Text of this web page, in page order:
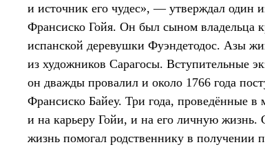
и источник его чудес», — утверждал один
Франсиско Гойя. Он был сыном владельца
испанской деревушки Фуэндетодос. Азы
из художников Сарагосы. Вступительные
он дважды провалил и около 1766 года
Франсиско Байеу. Три года, проведённые в
и на карьеру Гойи, и на его личную жизнь.
жизнь помогал родственнику в получении